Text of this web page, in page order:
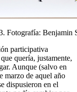
Fotografía: Benjamin
participativa
quería, justamente,
Aunque (salvo en
marzo de aquel año
dispusieron en el